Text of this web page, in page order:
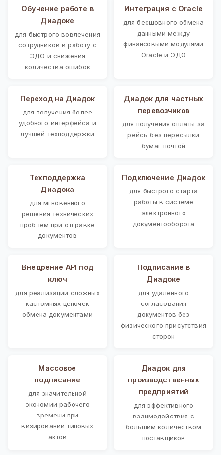
Обучение работе в
Диадоке
для быстрого вовлечения
сотрудников в работу с
ЭДО и снижения
количества ошибок
Интеграция с Oracle
для бесшовного обмена
данными между
финансовыми модулями
Oracle и ЭДО
Переход на Диадок
для получения более
удобного интерфейса и
лучшей техподдержки
Диадок для частных
перевозчиков
для получения оплаты за
рейсы без пересылки
бумаг почтой
Техподдержка
Диадока
для мгновенного
решения технических
проблем при отправке
документов
Подключение Диадок
для быстрого старта
работы в системе
электронного
документооборота
Внедрение API под
ключ
для реализации сложных
кастомных цепочек
обмена документами
Подписание в
Диадоке
для удаленного
согласования
документов без
физического присутствия
сторон
Массовое
подписание
для значительной
экономии рабочего
времени при
визировании типовых
актов
Диадок для
производственных
предприятий
для эффективного
взаимодействия с
большим количеством
поставщиков